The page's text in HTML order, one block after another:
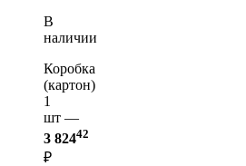
В
наличии
Коробка
(картон)
1
шт —
3 82442
₽